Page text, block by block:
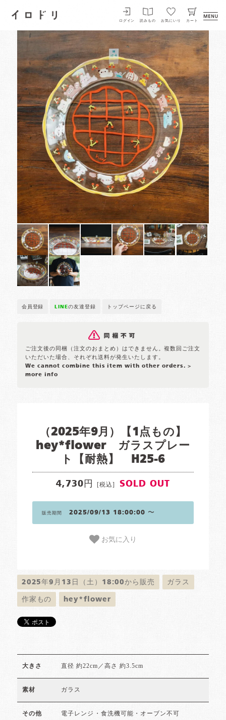
イロドリ
ログイン 読みもの お気にいり カート
会員登録 LINEの友達登録 トップページに戻る
ご注文後の同梱（注文のおまとめ）はできません。複数回ご注文
いただいた場合、それぞれ送料が発生いたします。
We cannot combine this item with other orders. >
more info
（2025年9月）【1点もの】
hey*flower ガラスプレー
ト【耐熱】 H25-6
4,730円 [税込] SOLD OUT
販売期間 2025/09/13 18:00:00 〜
お気に入り
2025年9月13日（土）18:00から販売 ガラス
作家もの hey*flower
大きさ 直径 約22cm／高さ 約3.5cm
素材 ガラス
その他 電子レンジ・食洗機可能・オーブン不可